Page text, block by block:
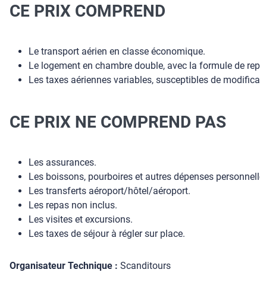
CE PRIX COMPREND
Le transport aérien en classe économique.
Le logement en chambre double, avec la formule de
Les taxes aériennes variables, susceptibles de
CE PRIX NE COMPREND PAS
Les assurances.
Les boissons, pourboires et autres dépenses
Les transferts aéroport/hôtel/aéroport.
Les repas non inclus.
Les visites et excursions.
Les taxes de séjour à régler sur place.
Organisateur Technique : Scanditours